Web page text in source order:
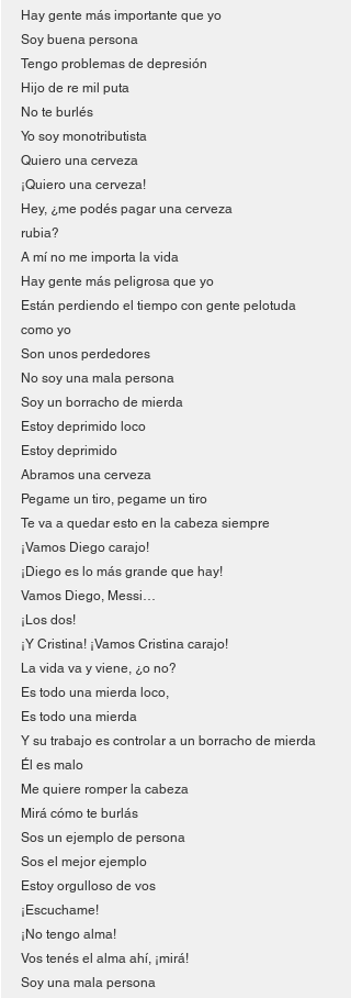
Hay gente más importante que yo
Soy buena persona
Tengo problemas de depresión
Hijo de re mil puta
No te burlés
Yo soy monotributista
Quiero una cerveza
¡Quiero una cerveza!
Hey, ¿me podés pagar una cerveza
rubia?
A mí no me importa la vida
Hay gente más peligrosa que yo
Están perdiendo el tiempo con gente pelotuda
como yo
Son unos perdedores
No soy una mala persona
Soy un borracho de mierda
Estoy deprimido loco
Estoy deprimido
Abramos una cerveza
Pegame un tiro, pegame un tiro
Te va a quedar esto en la cabeza siempre
¡Vamos Diego carajo!
¡Diego es lo más grande que hay!
Vamos Diego, Messi…
¡Los dos!
¡Y Cristina! ¡Vamos Cristina carajo!
La vida va y viene, ¿o no?
Es todo una mierda loco,
Es todo una mierda
Y su trabajo es controlar a un borracho de mierda
Él es malo
Me quiere romper la cabeza
Mirá cómo te burlás
Sos un ejemplo de persona
Sos el mejor ejemplo
Estoy orgulloso de vos
¡Escuchame!
¡No tengo alma!
Vos tenés el alma ahí, ¡mirá!
Soy una mala persona